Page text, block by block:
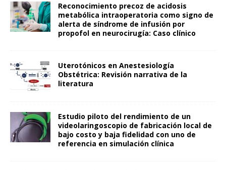
Reconocimiento precoz de acidosis
metabólica intraoperatoria como signo de
alerta de síndrome de infusión por
propofol en neurocirugía: Caso clínico
Uterotónicos en Anestesiología
Obstétrica: Revisión narrativa de la
literatura
Estudio piloto del rendimiento de un
videolaringoscopio de fabricación local de
bajo costo y baja fidelidad con uno de
referencia en simulación clínica